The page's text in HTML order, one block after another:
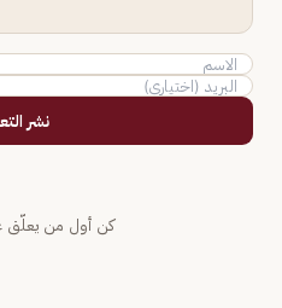
نشر
كن أول من يعلّق